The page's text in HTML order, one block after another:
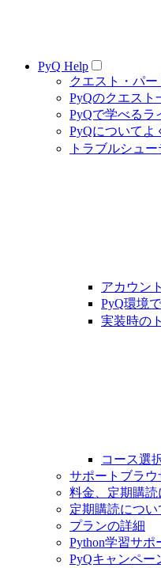
PyQ Help
クエスト・パ
PyQのクエスト
PyQで学べるラ
PyQについてよ
トラブルシュ
アカウン
PyQ環境
実装時の
コース選
サポートブラ
料金、定期購
定期購読につい
プランの詳細
Python学習サポ
PyQキャンペー